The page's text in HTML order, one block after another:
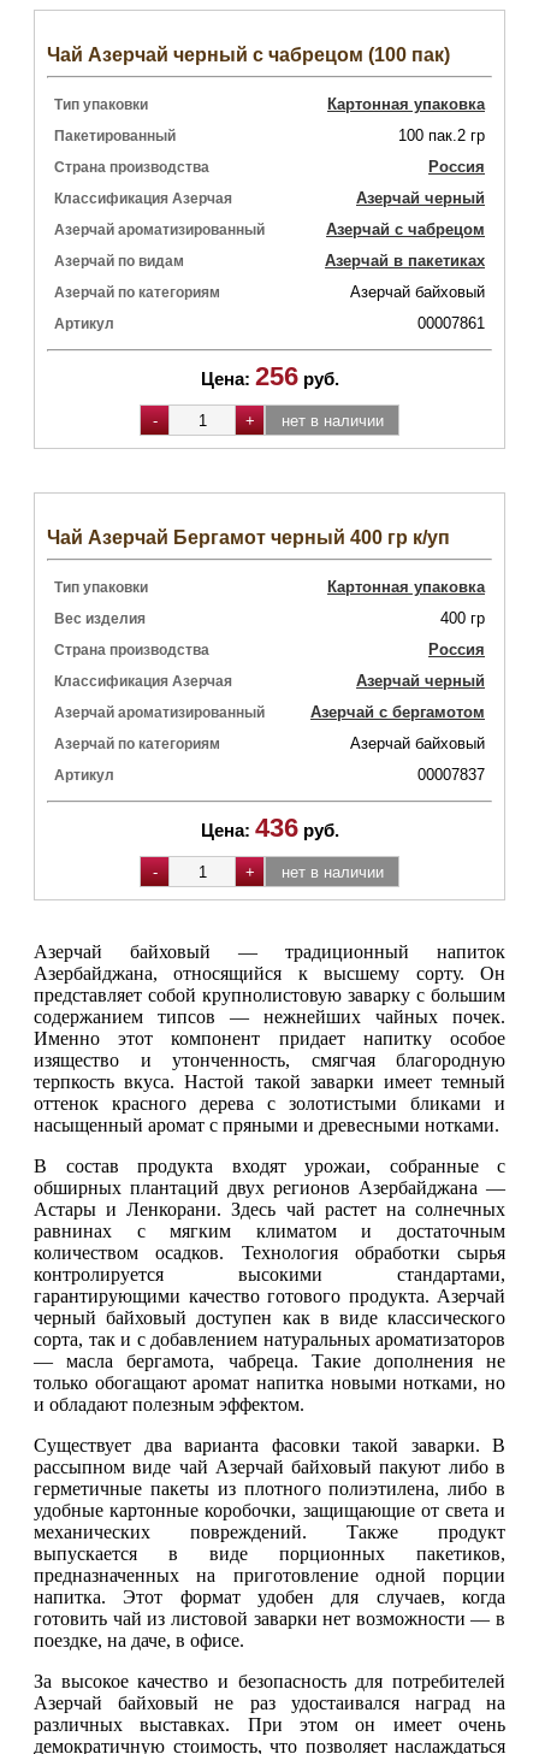
Чай Азерчай черный с чабрецом (100 пак)
Тип упаковки Картонная упаковка
Пакетированный 100 пак.2 гр
Страна производства Россия
Классификация Азерчая Азерчай черный
Азерчай ароматизированный Азерчай с чабрецом
Азерчай по видам Азерчай в пакетиках
Азерчай по категориям Азерчай байховый
Артикул 00007861
Цена: 256 руб.
Чай Азерчай Бергамот черный 400 гр к/уп
Тип упаковки Картонная упаковка
Вес изделия 400 гр
Страна производства Россия
Классификация Азерчая Азерчай черный
Азерчай ароматизированный Азерчай с бергамотом
Азерчай по категориям Азерчай байховый
Артикул 00007837
Цена: 436 руб.
Азерчай байховый — традиционный напиток
Азербайджана, относящийся к высшему сорту. Он
представляет собой крупнолистовую заварку с большим
содержанием типсов — нежнейших чайных почек.
Именно этот компонент придает напитку особое
изящество и утонченность, смягчая благородную
терпкость вкуса. Настой такой заварки имеет темный
оттенок красного дерева с золотистыми бликами и
насыщенный аромат с пряными и древесными нотками.
В состав продукта входят урожаи, собранные с
обширных плантаций двух регионов Азербайджана —
Астары и Ленкорани. Здесь чай растет на солнечных
равнинах с мягким климатом и достаточным
количеством осадков. Технология обработки сырья
контролируется высокими стандартами,
гарантирующими качество готового продукта. Азерчай
черный байховый доступен как в виде классического
сорта, так и с добавлением натуральных ароматизаторов
— масла бергамота, чабреца. Такие дополнения не
только обогащают аромат напитка новыми нотками, но
и обладают полезным эффектом.
Существует два варианта фасовки такой заварки. В
рассыпном виде чай Азерчай байховый пакуют либо в
герметичные пакеты из плотного полиэтилена, либо в
удобные картонные коробочки, защищающие от света и
механических повреждений. Также продукт
выпускается в виде порционных пакетиков,
предназначенных на приготовление одной порции
напитка. Этот формат удобен для случаев, когда
готовить чай из листовой заварки нет возможности — в
поездке, на даче, в офисе.
За высокое качество и безопасность для потребителей
Азерчай байховый не раз удостаивался наград на
различных выставках. При этом он имеет очень
демократичную стоимость, что позволяет наслаждаться